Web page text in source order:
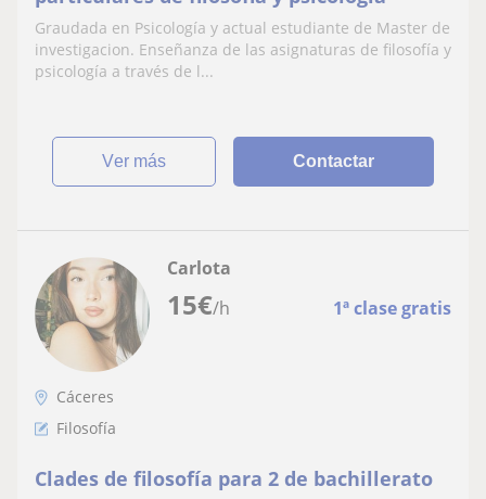
Graudada en Psicología y actual estudiante de Master de
investigacion. Enseñanza de las asignaturas de filosofía y
psicología a través de l...
ver más Contactar
15€/h 1ª clase gratis
Carlota
Cáceres
Filosofía
Clades de filosofía para 2 de bachillerato